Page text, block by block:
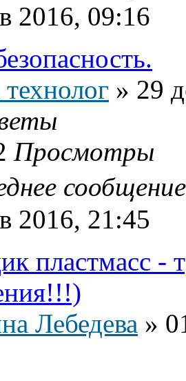
2016, 09:16
» 29
Просмотры
2016, 21:45
пластмасс -
Лебедева »